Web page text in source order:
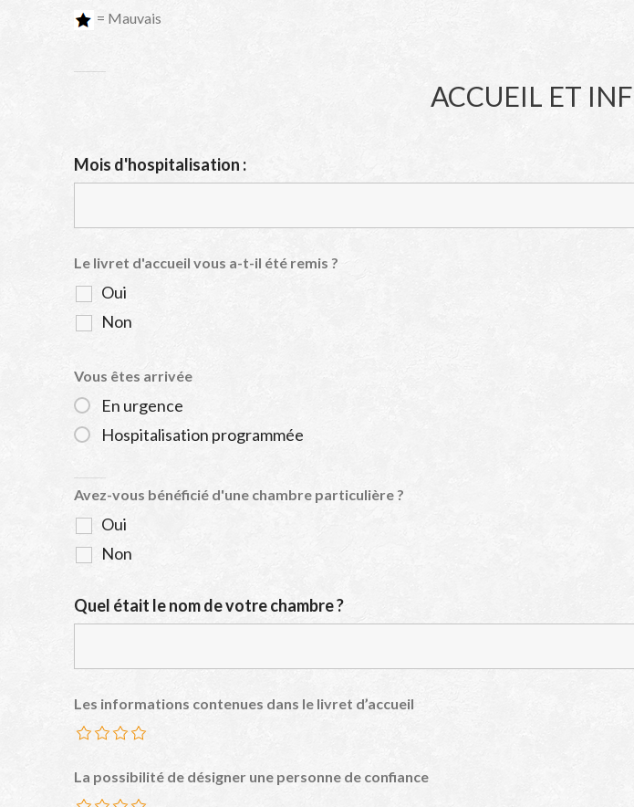
= Mauvais
ACCUEIL ET
Mois d'hospitalisation :
Le livret d'accueil vous a-t-il été remis ?
Oui
Non
Vous êtes arrivée
En urgence
Hospitalisation programmée
Avez-vous bénéficié d'une chambre particulière ?
Oui
Non
Quel était le nom de votre chambre ?
Les informations contenues dans le livret d’accueil
La possibilité de désigner une personne de confiance